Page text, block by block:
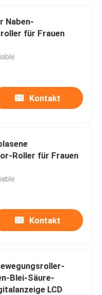
Naben-
für Frauen
Kontakt
Roller für Frauen
Kontakt
Blei-Säure-
LCD